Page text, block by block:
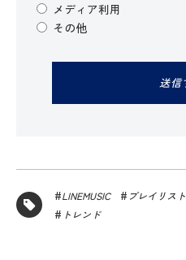
メディア利用
その他
LINEMUSIC プレイリスト
トレンド